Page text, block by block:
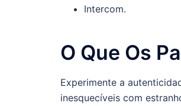
Intercom.
O Que Os
Experimente a
inesquecíveis com